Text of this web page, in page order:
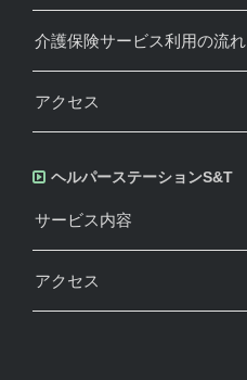
介護保険サービス利用の流れ
アクセス
ヘルパーステーションS&T
サービス内容
アクセス